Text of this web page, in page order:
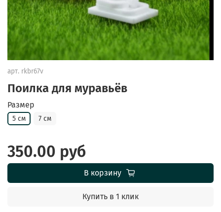
арт. rkbr67v
Поилка для муравьёв
Размер
5 см 7 см
350.00 руб
В корзину
Купить в 1 клик